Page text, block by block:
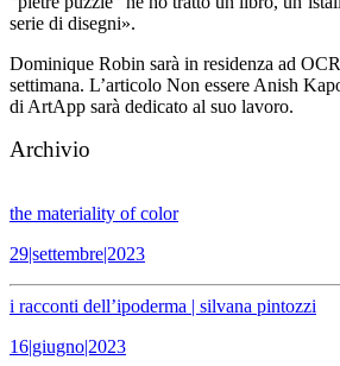
serie di disegni».
Dominique Robin sarà in residenza ad
settimana. L’articolo Non essere Anish
di ArtApp sarà dedicato al suo lavoro.
Archivio
the materiality of color
29|settembre|2023
i racconti dell’ipoderma | silvana pintozzi
16|giugno|2023